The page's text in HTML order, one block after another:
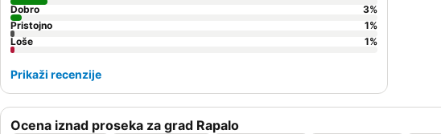
Ocena iznad proseka za grad Rapalo
Dobro
3%
Pristojno
1%
Loše
1%
Prikaži recenzije